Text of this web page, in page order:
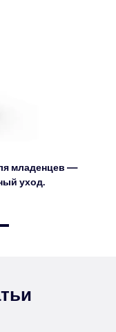
младенцев —
уход.